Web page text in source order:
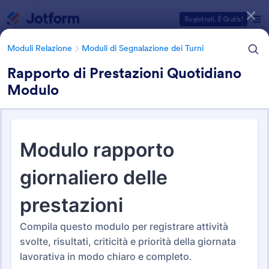
Registrati. È Gratis!
Moduli Relazione Moduli di Segnalazione dei Turni
Rapporto di Prestazioni Quotidiano
Modulo
Moduli di Segnalazione dei
Turni
Categorie Template Moduli